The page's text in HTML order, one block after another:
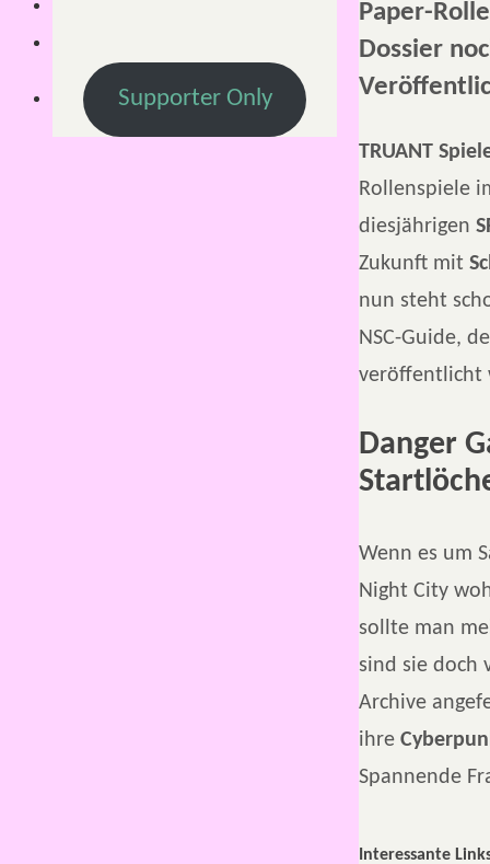
Paper-
Dossier
TRUANT
Rollenspiele
diesjährigen
Zukunft mit
nun steht
NSC-Guide,
veröffentlicht
Danger
Wenn es um
Night City
sollte man
sind sie doch
Archive
ihre
Spannende
Interessante
Supporter Only